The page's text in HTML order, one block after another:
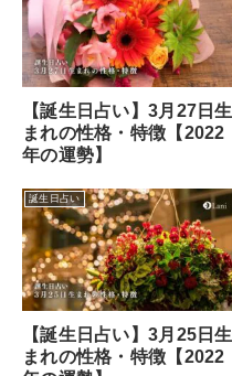
【誕生日占い】3月27日生
まれの性格・特徴【2022
年の運勢】
誕生日占い
【誕生日占い】3月25日生
まれの性格・特徴【2022